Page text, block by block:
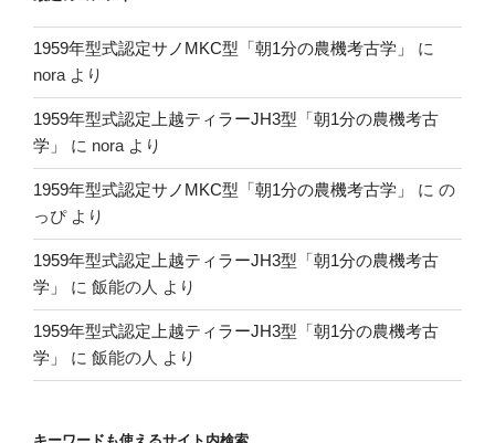
1959年型式認定サノMKC型「朝1分の農機考古学」
に
noraより
1959年型式認定上越ティラーJH3型「朝1分の農機考古
学」
に noraより
1959年型式認定サノMKC型「朝1分の農機考古学」 に の
っぴより
1959年型式認定上越ティラーJH3型「朝1分の農機考古
学」
に 飯能の人 より
1959年型式認定上越ティラーJH3型「朝1分の農機考古
学」
に 飯能の人 より